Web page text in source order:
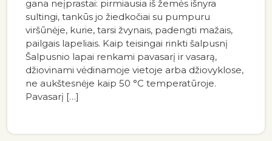
gana neįprastai: pirmiausia iš žemės išnyra
sultingi, tankūs jo žiedkočiai su pumpuru
viršūnėje, kurie, tarsi žvynais, padengti mažais,
pailgais lapeliais. Kaip teisingai rinkti šalpusnį
Šalpusnio lapai renkami pavasarį ir vasarą,
džiovinami vėdinamoje vietoje arba džiovyklose,
ne aukštesnėje kaip 50 °C temperatūroje.
Pavasarį […]